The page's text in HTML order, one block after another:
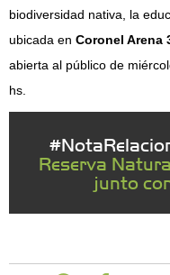
biodiversidad nativa, la
ubicada en Coronel Arena
abierta al público de
hs.
Reserva
junto